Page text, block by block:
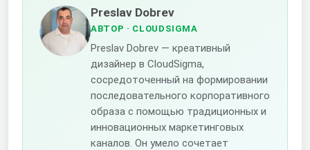
Preslav Dobrev
АВТОР · CLOUDSIGMA
Preslav Dobrev — креативный
дизайнер в CloudSigma,
сосредоточенный на формировании
последовательного корпоративного
образа с помощью традиционных и
инновационных маркетинговых
каналов. Он умело сочетает